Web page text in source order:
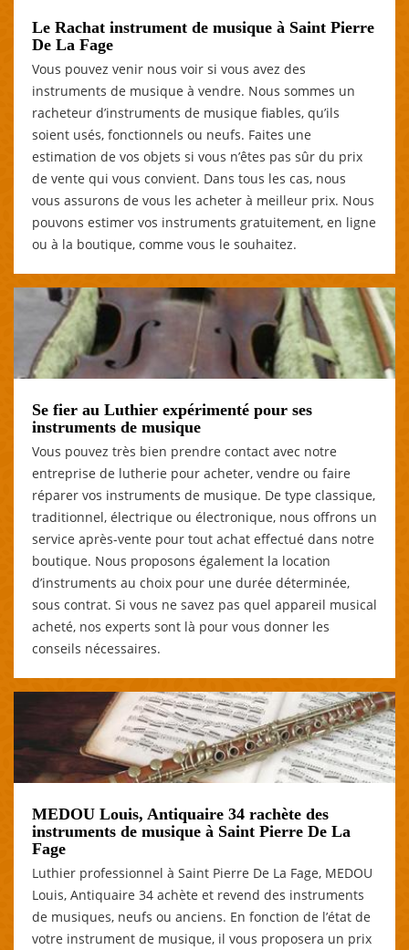
Le Rachat instrument de musique à Saint Pierre
De La Fage
Vous pouvez venir nous voir si vous avez des
instruments de musique à vendre. Nous sommes un
racheteur d’instruments de musique fiables, qu’ils
soient usés, fonctionnels ou neufs. Faites une
estimation de vos objets si vous n’êtes pas sûr du prix
de vente qui vous convient. Dans tous les cas, nous
vous assurons de vous les acheter à meilleur prix. Nous
pouvons estimer vos instruments gratuitement, en ligne
ou à la boutique, comme vous le souhaitez.
Se fier au Luthier expérimenté pour ses
instruments de musique
Vous pouvez très bien prendre contact avec notre
entreprise de lutherie pour acheter, vendre ou faire
réparer vos instruments de musique. De type classique,
traditionnel, électrique ou électronique, nous offrons un
service après-vente pour tout achat effectué dans notre
boutique. Nous proposons également la location
d’instruments au choix pour une durée déterminée,
sous contrat. Si vous ne savez pas quel appareil musical
acheté, nos experts sont là pour vous donner les
conseils nécessaires.
MEDOU Louis, Antiquaire 34 rachète des
instruments de musique à Saint Pierre De La
Fage
Luthier professionnel à Saint Pierre De La Fage, MEDOU
Louis, Antiquaire 34 achète et revend des instruments
de musiques, neufs ou anciens. En fonction de l’état de
votre instrument de musique, il vous proposera un prix